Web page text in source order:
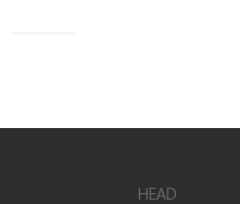
HEAD